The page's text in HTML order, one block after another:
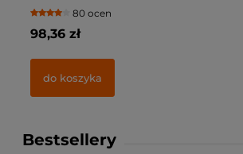
80 ocen
98,36 zł
do koszyka
Bestsellery